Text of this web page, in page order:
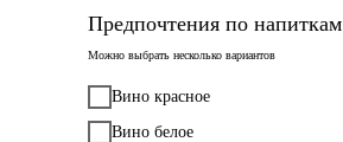
Предпочтения по напиткам
Можно выбрать несколько вариантов
Вино красное
Вино белое